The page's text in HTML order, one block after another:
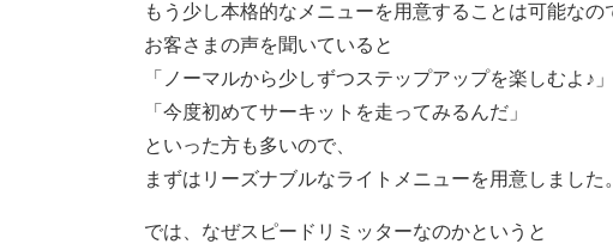
もう少し本格的なメニューを用意することは可能なの
お客さまの声を聞いていると
「ノーマルから少しずつステップアップを楽しむよ♪」
「今度初めてサーキットを走ってみるんだ」
といった方も多いので、
まずはリーズナブルなライトメニューを用意しました。
では、なぜスピードリミッターなのかというと